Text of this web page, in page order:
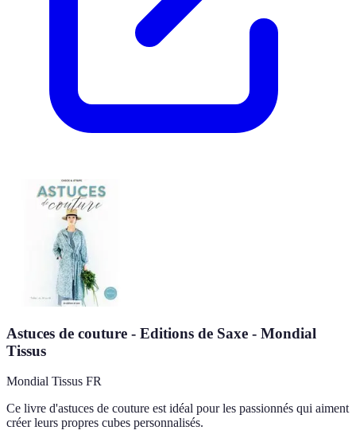
Astuces de couture - Editions de Saxe - Mondial
Tissus
Mondial Tissus FR
Ce livre d'astuces de couture est idéal pour les passionnés qui aiment
créer leurs propres cubes personnalisés.